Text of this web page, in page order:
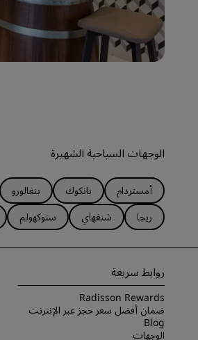
الوجهات السياحية الشهيرة
أمستردام بانكوك بنغالورو
ريجا
شنغهاي ستوكهولم
روابط سريعة
Radisson Rewards
ضمان أفضل سعر حجز عبر الإنترنت
Blog
الوجهات